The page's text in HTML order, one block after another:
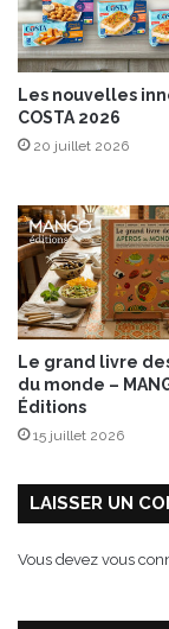
Les nouvelles
COSTA 2026
20 juillet 2026
Le grand livre
du monde –
Éditions
15 juillet 2026
LAISSER UN
Vous devez vous